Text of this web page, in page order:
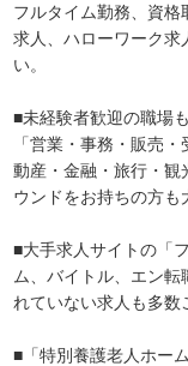
フルタイム勤務、資
求人、ハローワーク求
い。
■未経験者歓迎の職場
「営業・事務・販売
動産・金融・旅行・観
ウンドをお持ちの方も
■大手求人サイトの「
ム、バイトル、エン
れていない求人も多数
■「特別養護老人ホー